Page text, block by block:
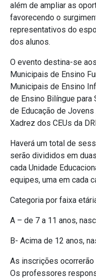
além de ampliar as
favorecendo o
representativos do
dos alunos.
O evento destina-se
Municipais de Ensino
Municipais de Ensino
de Ensino Bilíngue para
de Educação de
Xadrez dos CEUs da
Haverá um total de
serão divididos em
cada Unidade
equipes, uma em cada
Categoria por faixa
A – de 7 a 11 anos,
B- Acima de 12 anos,
As inscrições ocorrerão
Os professores